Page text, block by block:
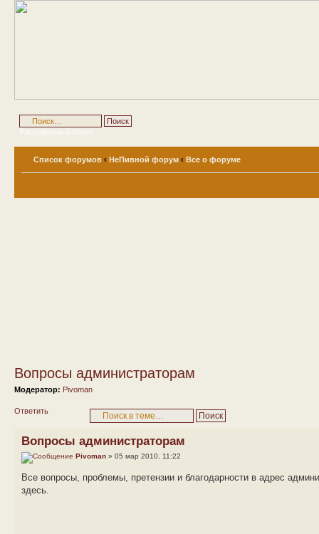
Расширенный поиск
Список форумов ‹ НеПивной форум ‹ Все о форуме
Вопросы администраторам
Модератор: Pivoman
Ответить
Вопросы администраторам
Pivoman » 05 мар 2010, 11:22
Все вопросы, проблемы, претензии и благодарности в адрес
здесь.